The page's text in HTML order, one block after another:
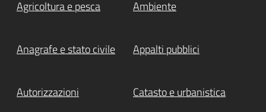
Agricoltura e pesca Ambiente
Anagrafe e stato civile Appalti pubblici
Autorizzazioni Catasto e urbanistica